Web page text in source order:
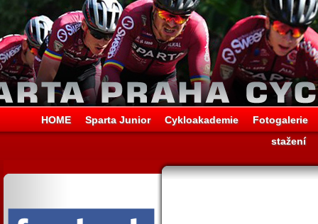
HOME Sparta Junior Cykloakademie
Fotogalerie
stažení